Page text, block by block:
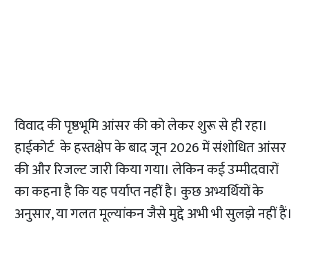
विवाद की पृष्ठभूमि आंसर की को लेकर शुरू से ही रहा।
हाईकोर्ट के हस्तक्षेप के बाद जून 2026 में संशोधित आंसर
की और रिजल्ट जारी किया गया। लेकिन कई उम्मीदवारों
का कहना है कि यह पर्याप्त नहीं है। कुछ अभ्यर्थियों के
अनुसार, या गलत मूल्यांकन जैसे मुद्दे अभी भी सुलझे नहीं हैं।